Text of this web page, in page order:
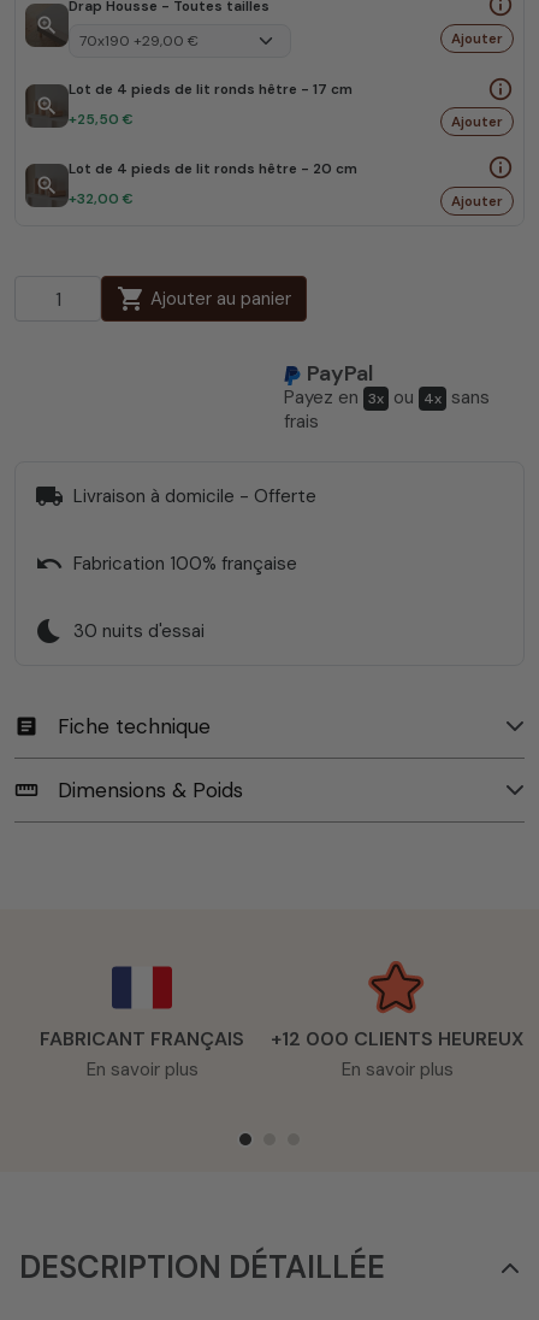
zoom_in
Drap Housse - Toutes tailles
Ajouter
zoom_in
Lot de 4 pieds de lit ronds hêtre - 17 cm info_outline
+25,50 € Ajouter
zoom_in
Lot de 4 pieds de lit ronds hêtre - 20 cm info_outline
+32,00 € Ajouter
shopping_cart Ajouter au panier
PayPal
Payez en 3x ou 4x sans
frais
local_shipping Livraison à domicile - Offerte
undo Fabrication 100% française
bedtime 30 nuits d'essai
article Fiche technique
straighten Dimensions & Poids
FABRICANT FRANÇAIS
En savoir plus
+12 000 CLIENTS HEUREUX
En savoir plus
DESCRIPTION DÉTAILLÉE